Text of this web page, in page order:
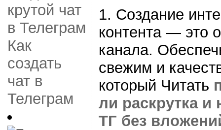
Как
создать
чат в
Телеграм
1. Создание
контента — это
канала.
свежим и
который Читать
ли раскрутка и
ТГ без